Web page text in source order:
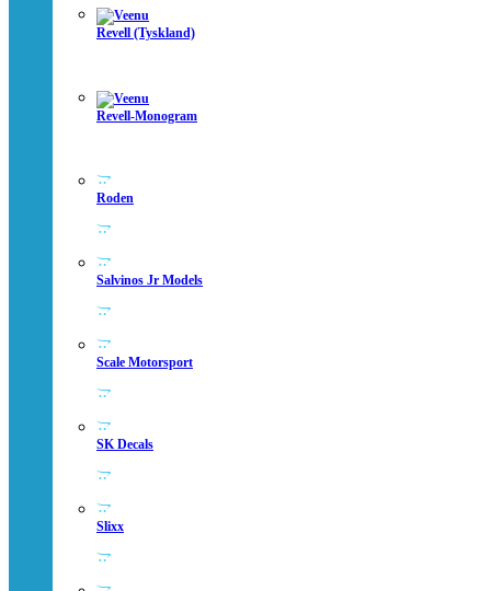
Revell (Tyskland)
Revell-Monogram
Roden
Salvinos Jr Models
Scale Motorsport
SK Decals
Slixx